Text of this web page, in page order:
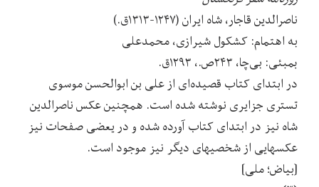
ناصرالدین قاجار، شاه ایران (۱۲۴۷-۱۳۱۳ق.)
به اهتمام: کشکول شیرازی، محمدعلی
بمبئی: بی‌چا، ۲۴۳ص.، ۱۲۹۳ق.
در ابتدای کتاب قصیده‌ای از علی بن ابوالحسن موسوی
تستری جزایری نوشته شده است. همچنین عکس ناصرالدین
شاه نیز در ابتدای کتاب آورده شده و در یعضی صفحات نیز
عکسهایی از شخصیهای دیگر نیز موجود است.
[بیاض؛ ملی]